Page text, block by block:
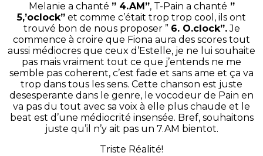
Melanie a chanté ” 4.AM”, T-Pain a chanté ”
5,’oclock” et comme c’était trop trop cool, ils ont
trouvé bon de nous proposer ” 6. O.clock”.Je
commence à croire que Fiona aura des scores tout
aussi médiocres que ceux d’Estelle, je ne lui souhaite
pas mais vraiment tout ce que j’entends ne me
semble pas coherent, c’est fade et sans ame et ça va
trop dans tous les sens. Cette chanson est juste
desesperante dans le genre, le vocodeur de Pain en
va pas du tout avec sa voix à elle plus chaude et le
beat est d’une médiocrité insensée. Bref, souhaitons
juste qu’il n’y ait pas un 7.AM bientot.
Triste Réalité!